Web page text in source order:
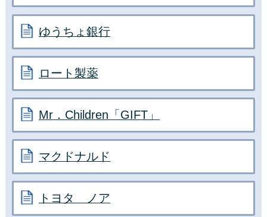
ゆうちょ銀行
ロート製薬
Mr．Children「GIFT」
マクドナルド
トヨタ ノア